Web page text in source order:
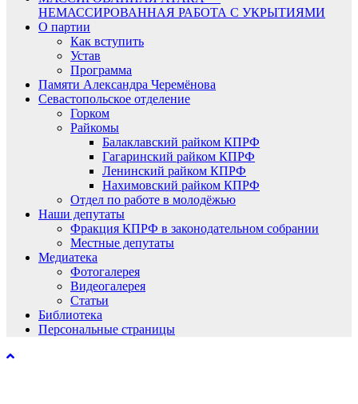
НЕМАССИРОВАННАЯ РАБОТА С УКРЫТИЯМИ
О партии
Как вступить
Устав
Программа
Памяти Александра Черемёнова
Севастопольское отделение
Горком
Райкомы
Балаклавский райком КПРФ
Гагаринский райком КПРФ
Ленинский райком КПРФ
Нахимовский райком КПРФ
Отдел по работе в молодёжью
Наши депутаты
Фракция КПРФ в законодательном собрании
Местные депутаты
Медиатека
Фотогалерея
Видеогалерея
Статьи
Библиотека
Персональные страницы